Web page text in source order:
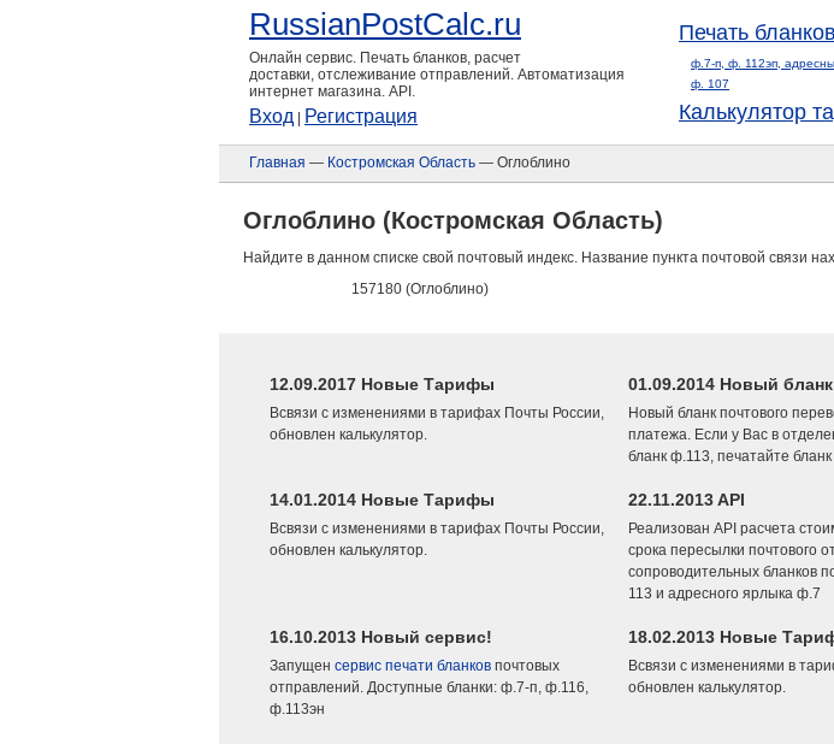
RussianPostCalc.ru
Онлайн сервис. Печать бланков, расчет
доставки, отслеживание отправлений. Автоматизация
интернет магазина. API.
Вход Регистрация
Печать бланков
ф.7-п, ф. 112эп,
ф. 107
Калькулятор
Главная — Костромская Область — Оглоблино
Оглоблино (Костромская Область)
Найдите в данном списке свой почтовый индекс. Название пункта почтовой связи
157180 (Оглоблино)
12.09.2017 Новые Тарифы
Всвязи с изменениями в тарифах Почты России,
обновлен калькулятор.
01.09.2014 Новый
Новый бланк почтового
платежа. Если у Вас в
бланк ф.113, печатайте
14.01.2014 Новые Тарифы
Всвязи с изменениями в тарифах Почты России,
обновлен калькулятор.
22.11.2013 API
Реализован API расчета
срока пересылки почтового
сопроводительных бланков
113 и адресного ярлыка ф.7
16.10.2013 Новый сервис!
Запущен сервис печати бланков почтовых
отправлений. Доступные бланки: ф.7-п, ф.116,
ф.113эн
18.02.2013 Новые
Всвязи с изменениями в
обновлен калькулятор.